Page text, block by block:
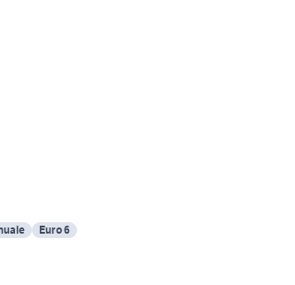
Euro 6